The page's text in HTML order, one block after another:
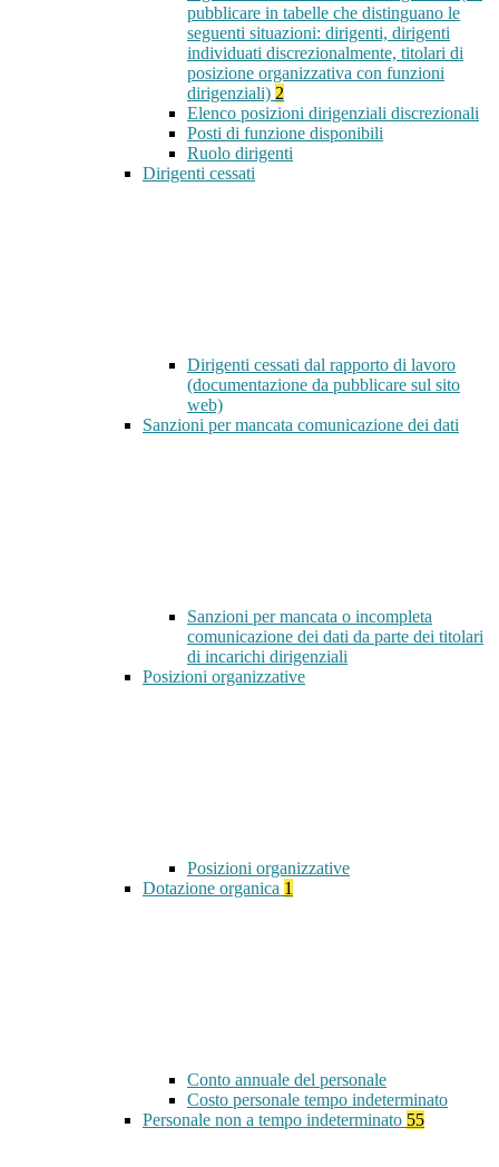
pubblicare in tabelle che distinguano le
seguenti situazioni: dirigenti, dirigenti
individuati discrezionalmente, titolari di
posizione organizzativa con funzioni
dirigenziali) 2
Elenco posizioni dirigenziali discrezionali
Posti di funzione disponibili
Ruolo dirigenti
Dirigenti cessati
Dirigenti cessati dal rapporto di lavoro
(documentazione da pubblicare sul sito
web)
Sanzioni per mancata comunicazione dei dati
Sanzioni per mancata o incompleta
comunicazione dei dati da parte dei titolari
di incarichi dirigenziali
Posizioni organizzative
Posizioni organizzative
Dotazione organica 1
Conto annuale del personale
Costo personale tempo indeterminato
Personale non a tempo indeterminato 55